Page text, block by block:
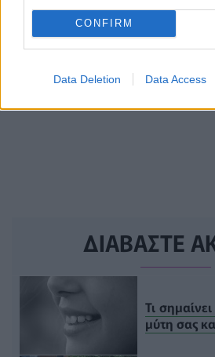
CONFIRM
Data Deletion Data Access
ΔΙΑΒΑΣΤΕ
Τι
μύτη σας